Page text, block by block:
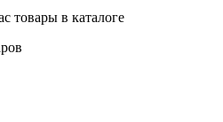
товары в каталоге